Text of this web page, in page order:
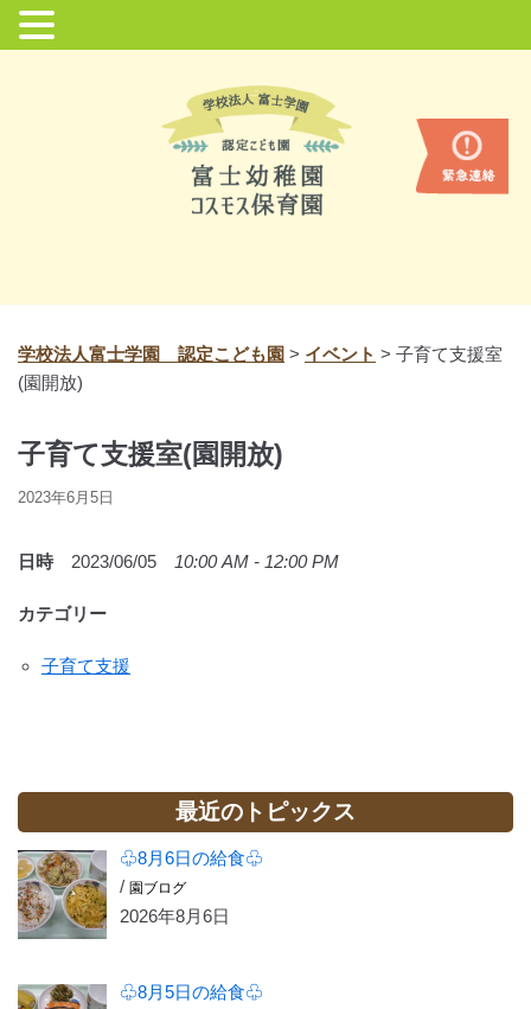
ッ
学校法人富士学園 認定こども園 > イベント > 子育て支援室
(園開放)
子育て支援室(園開放)
2023年6月5日
日時 2023/06/05 10:00 AM - 12:00 PM
カテゴリー
子育て支援
最近のトピックス
♧8月6日の給食♧
/園ブログ
2026年8月6日
♧8月5日の給食♧